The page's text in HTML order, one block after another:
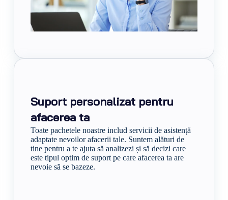
Suport personalizat pentru
afacerea ta
Toate pachetele noastre includ servicii de asistență
adaptate nevoilor afacerii tale. Suntem alături de
tine pentru a te ajuta să analizezi și să decizi care
este tipul optim de suport pe care afacerea ta are
nevoie să se bazeze.